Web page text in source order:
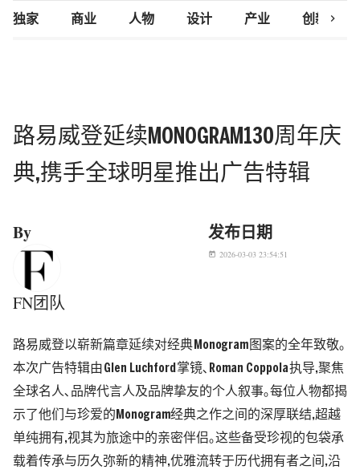
独家 商业 人物 设计 产业 创新研究
chevron_right
路易威登延续MONOGRAM130周年庆
典,携手全球明星推出广告特辑
By
FN团队
发布日期
today 2026-03-03 23:54:51
路易威登以崭新篇章延续对经典 Monogram 图案的全年致敬｡
本次广告特辑由 Glen Luchford 掌镜､ Roman Coppola执导,聚焦
全球名人､品牌代言人及品牌挚友的个人叙事｡每位人物都揭
示了他们与珍爱的 Monogram经典之作之间的深厚联结,超越
单纯拥有 ,视其为旅途中的亲密伴侣｡这些备受珍视的包袋承
载着传承与历久弥新的精神,优雅流转于历代拥有者之间 ,沿